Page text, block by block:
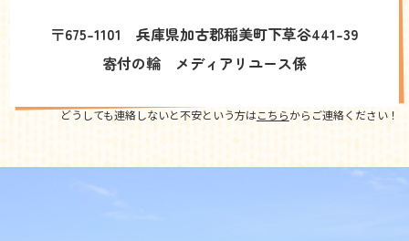
〒675-1101 兵庫県加古郡稲美町下草谷441-39
寄付の輪 メディアリユース係
どうしても連絡しないと不安という方はこちらからご連絡ください！